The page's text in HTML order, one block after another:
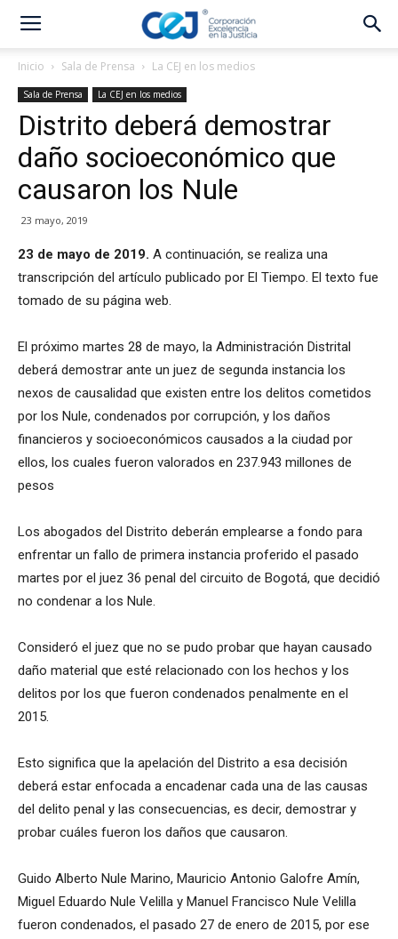
Inicio Sala de Prensa La CEJ en los medios
Sala de Prensa La CEJ en los medios
Distrito deberá demostrar
daño socioeconómico que
causaron los Nule
23 mayo, 2019
23 de mayo de 2019. A continuación, se realiza una
transcripción del artículo publicado por El Tiempo. El texto fue
tomado de su página web.
El próximo martes 28 de mayo, la Administración Distrital
deberá demostrar ante un juez de segunda instancia los
nexos de causalidad que existen entre los delitos cometidos
por los Nule, condenados por corrupción, y los daños
financieros y socioeconómicos causados a la ciudad por
ellos, los cuales fueron valorados en 237.943 millones de
pesos
Los abogados del Distrito deberán emplearse a fondo para
enfrentar un fallo de primera instancia proferido el pasado
martes por el juez 36 penal del circuito de Bogotá, que decidió
no condenar a los Nule.
Consideró el juez que no se pudo probar que hayan causado
daño material que esté relacionado con los hechos y los
delitos por los que fueron condenados penalmente en el
2015.
Esto significa que la apelación del Distrito a esa decisión
deberá estar enfocada a encadenar cada una de las causas
del delito penal y las consecuencias, es decir, demostrar y
probar cuáles fueron los daños que causaron.
Guido Alberto Nule Marino, Mauricio Antonio Galofre Amín,
Miguel Eduardo Nule Velilla y Manuel Francisco Nule Velilla
fueron condenados, el pasado 27 de enero de 2015, por ese